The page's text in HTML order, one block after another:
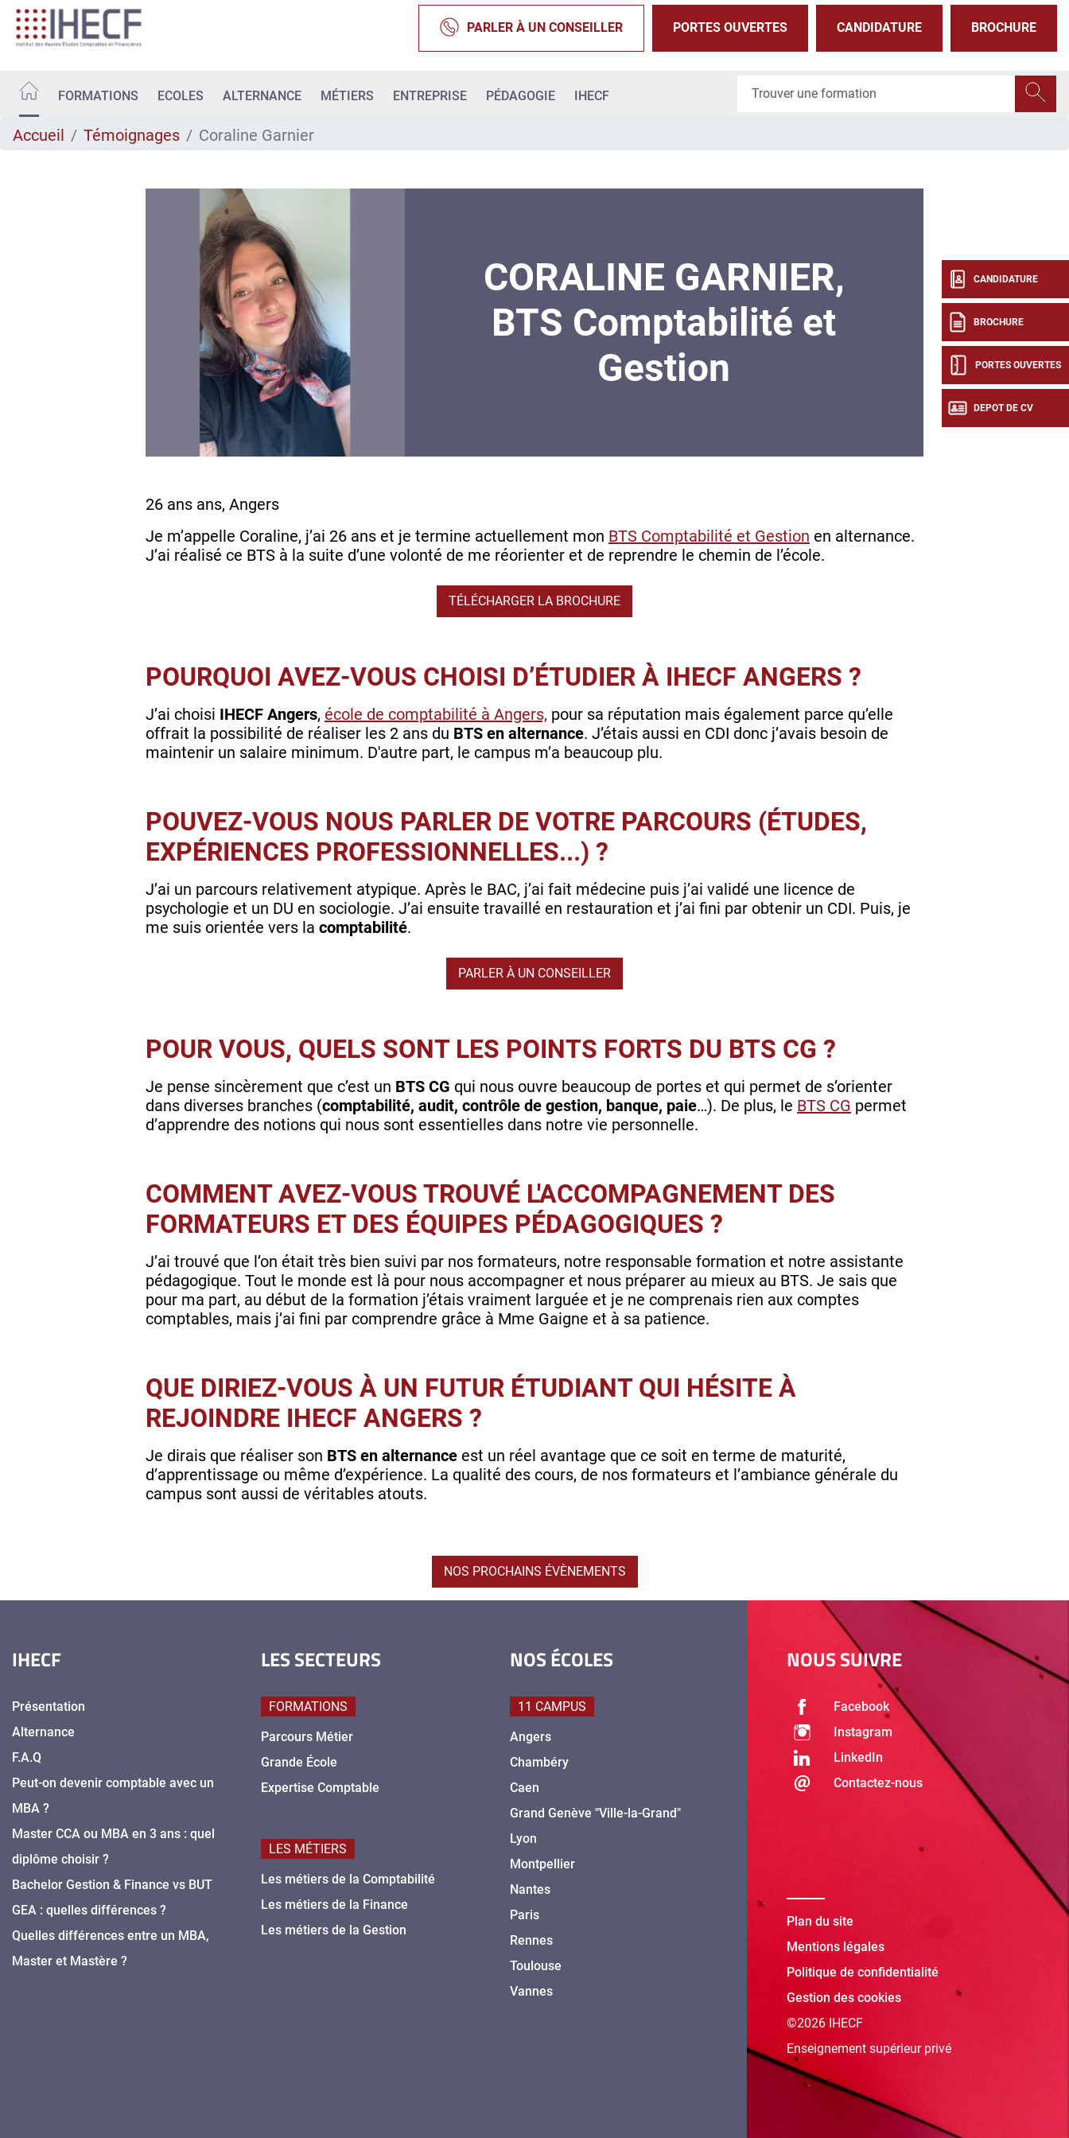
Aller
contenu
PARLER À UN CONSEILLER PORTES OUVERTES CANDIDATURE BROCHURE
FORMATIONS ECOLES ALTERNANCE MÉTIERS ENTREPRISE PÉDAGOGIE IHECF
CANDIDATURE
BROCHURE
PORTES OUVERTES
DEPOT DE CV
Accueil Témoignages Coraline Garnier
CORALINE GARNIER,
BTS Comptabilité et
Gestion
26 ans ans, Angers
Je m’appelle Coraline, j’ai 26 ans et je termine actuellement mon BTS Comptabilité et Gestion en alternance.
J’ai réalisé ce BTS à la suite d’une volonté de me réorienter et de reprendre le chemin de l’école.
TÉLÉCHARGER LA BROCHURE
POURQUOI AVEZ-VOUS CHOISI D’ÉTUDIER À IHECF ANGERS ?
J’ai choisi IHECF Angers, école de comptabilité à Angers, pour sa réputation mais également parce qu’elle
offrait la possibilité de réaliser les 2 ans du BTS en alternance. J’étais aussi en CDI donc j’avais besoin de
maintenir un salaire minimum. D'autre part, le campus m’a beaucoup plu.
POUVEZ-VOUS NOUS PARLER DE VOTRE PARCOURS (ÉTUDES,
EXPÉRIENCES PROFESSIONNELLES...) ?
J’ai un parcours relativement atypique. Après le BAC, j’ai fait médecine puis j’ai validé une licence de
psychologie et un DU en sociologie. J’ai ensuite travaillé en restauration et j’ai fini par obtenir un CDI. Puis, je
me suis orientée vers la comptabilité.
PARLER À UN CONSEILLER
POUR VOUS, QUELS SONT LES POINTS FORTS DU BTS CG ?
Je pense sincèrement que c’est un BTS CG qui nous ouvre beaucoup de portes et qui permet de s’orienter
dans diverses branches (comptabilité, audit, contrôle de gestion, banque, paie…). De plus, le BTS CG permet
d’apprendre des notions qui nous sont essentielles dans notre vie personnelle.
COMMENT AVEZ-VOUS TROUVÉ L'ACCOMPAGNEMENT DES
FORMATEURS ET DES ÉQUIPES PÉDAGOGIQUES ?
J’ai trouvé que l’on était très bien suivi par nos formateurs, notre responsable formation et notre assistante
pédagogique. Tout le monde est là pour nous accompagner et nous préparer au mieux au BTS. Je sais que
pour ma part, au début de la formation j’étais vraiment larguée et je ne comprenais rien aux comptes
comptables, mais j’ai fini par comprendre grâce à Mme Gaigne et à sa patience.
QUE DIRIEZ-VOUS À UN FUTUR ÉTUDIANT QUI HÉSITE À
REJOINDRE IHECF ANGERS ?
Je dirais que réaliser son BTS en alternance est un réel avantage que ce soit en terme de maturité,
d’apprentissage ou même d’expérience. La qualité des cours, de nos formateurs et l’ambiance générale du
campus sont aussi de véritables atouts.
NOS PROCHAINS ÉVÈNEMENTS
IHECF
Présentation
Alternance
F.A.Q
Peut-on devenir comptable avec un
MBA ?
Master CCA ou MBA en 3 ans : quel
diplôme choisir ?
Bachelor Gestion & Finance vs BUT
GEA : quelles différences ?
Quelles différences entre un MBA,
Master et Mastère ?
LES SECTEURS
FORMATIONS
Parcours Métier
Grande École
Expertise Comptable
LES MÉTIERS
Les métiers de la Comptabilité
Les métiers de la Finance
Les métiers de la Gestion
NOS ÉCOLES
11 CAMPUS
Angers
Chambéry
Caen
Grand Genève "Ville-la-Grand"
Lyon
Montpellier
Nantes
Paris
Rennes
Toulouse
Vannes
NOUS SUIVRE
Facebook
Instagram
LinkedIn
Contactez-nous
Plan du site
Mentions légales
Politique de confidentialité
Gestion des cookies
©2026 IHECF
Enseignement supérieur privé